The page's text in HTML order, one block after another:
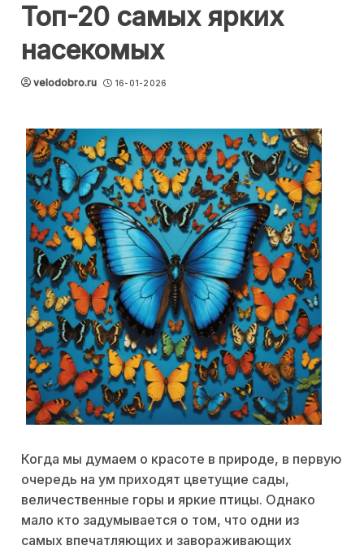
Топ-20 самых ярких
насекомых
velodobro.ru 16-01-2026
Когда мы думаем о красоте в природе, в первую
очередь на ум приходят цветущие сады,
величественные горы и яркие птицы. Однако
мало кто задумывается о том, что одни из
самых впечатляющих и завораживающих